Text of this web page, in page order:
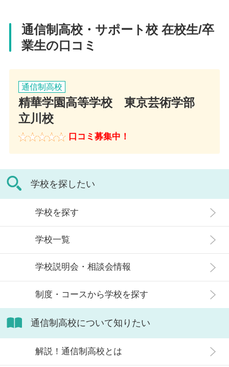
042-506-1850
アクセス
教員コメント
学習環境」です。それをつくり出してくれて
たちです。これら共通の価値観を大切にでき
る教職員と生徒で立川校は成り立っていま
キャンパスの特徴
少人数制を活かした落ち着きのある校舎です。静かな環境でゆ
ったりとした高校生活を送りたい方に特におすすめです。マン
ガやイラスト、動画制作等の文化的な趣味をもった生徒が多く
日まで自由に登校日数を選べ、宿泊を伴う遠方スクーリングが
不要です。また、ネットスクーリングも対応可能です。常駐す
る教職員は話しかけやすい雰囲気なので、相談もしやすいで
対応可能コース
通信制高校・サポート校 在校生/卒
業生の口コミ
通信制高校
精華学園高等学校 東京芸術学部
立川校
口コミ募集中！
学校を探したい
学校を探す
学校一覧
学校説明会・相談会情報
制度・コースから学校を探す
通信制高校について知りたい
解説！通信制高校とは